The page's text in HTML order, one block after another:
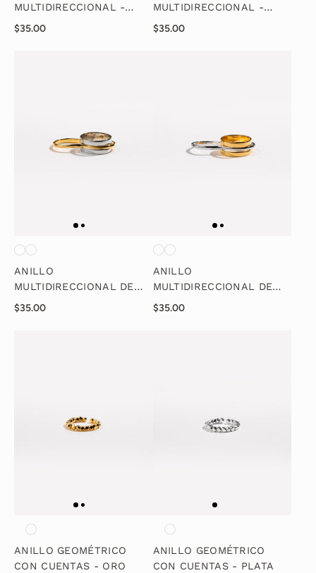
MULTIDIRECCIONAL -
ORO
$35.00
MULTIDIRECCIONAL -
PLATA
$35.00
ANILLO
MULTIDIRECCIONAL DE
DOS DEDOS - ORO
$35.00
ANILLO
MULTIDIRECCIONAL DE
DOS DEDOS - ORO
$35.00
ANILLO GEOMÉTRICO
CON CUENTAS - ORO
ANILLO GEOMÉTRICO
CON CUENTAS - PLATA